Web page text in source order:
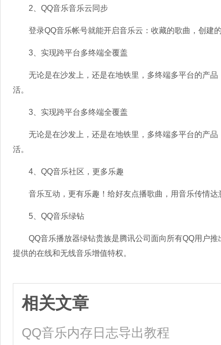
2、QQ音乐音乐云同步
登录QQ音乐帐号就能开启音乐云：收藏的歌曲，创建
3、实现跨平台多终端全覆盖
无论是在沙发上，还是在地铁里，多终端多平台的产品
活。
3、实现跨平台多终端全覆盖
无论是在沙发上，还是在地铁里，多终端多平台的产品
活。
4、QQ音乐社区，更多乐趣
音乐互动，更有乐趣！给好友点播歌曲，用音乐传情达
5、QQ音乐绿钻
QQ音乐播放器绿钻贵族是腾讯公司面向所有QQ用户推
提供的在线和无线音乐增值特权。
相关文章
QQ音乐内存日志导出教程